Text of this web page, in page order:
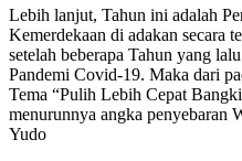
Lebih lanjut, Tahun ini adalah
Kemerdekaan di adakan secara
setelah beberapa Tahun yang
Pandemi Covid-19. Maka dari
Tema “Pulih Lebih Cepat
menurunnya angka penyebaran
Yudo